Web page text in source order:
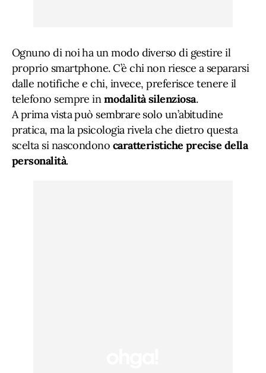
Ognuno di noi ha un modo diverso di gestire il
proprio smartphone. C’è chi non riesce a separarsi
dalle notifiche e chi, invece, preferisce tenere il
telefono sempre inmodalità silenziosa.
A prima vista può sembrare solo un’abitudine
pratica, ma la psicologia rivela che dietro questa
scelta si nascondono caratteristiche precise della
personalità.